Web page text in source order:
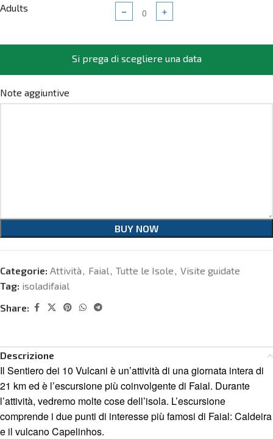
Adults − +
Si prega di scegliere una data
Note aggiuntive
BUY NOW
Categorie: Attività, Faial, Tutte le Isole, Visite guidate
Tag: isoladifaial
Share:
Descrizione
Il Sentiero dei 10 Vulcani è un’attività di una giornata intera di
21 km ed è l’escursione più coinvolgente di Faial. Durante
l’attività, vedremo molte cose dell’isola. L’escursione
comprende i due punti di interesse più famosi di Faial: Caldeira
e il vulcano Capelinhos.